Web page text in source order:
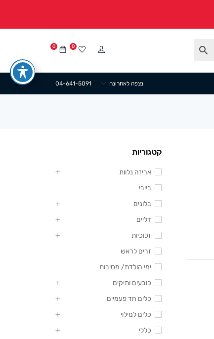
0 0
04-641-5091 נצפה לאחרונה
קטגוריות
אריזה נלוות
בייבי
בלונים
דליים
זכוכיות
זרים לראש
ימי הולדת/ מסיבות
כובעים ותיקים
כלים חד פעמיים
כלים למילוי
כללי